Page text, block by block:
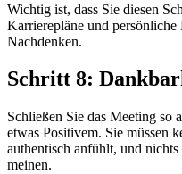
Wichtig ist, dass Sie diesen
Karrierepläne und
Nachdenken.
Schritt 8:
Schließen Sie das Meeting so
etwas Positivem. Sie müssen
authentisch anfühlt, und
meinen.